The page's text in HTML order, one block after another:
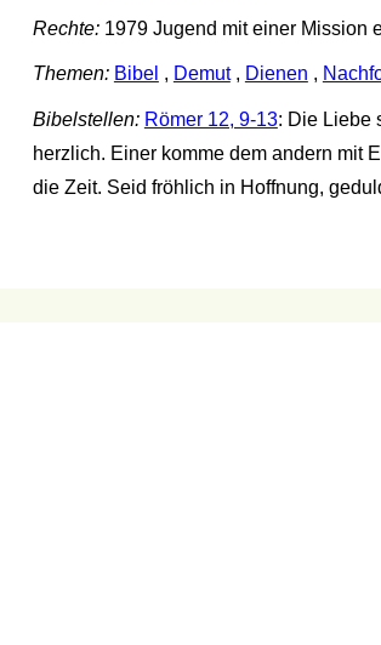
Rechte:1979 Jugend mit einer Mission
Themen: Bibel , Demut, Dienen ,
Bibelstellen: Römer 12, 9-13: Die Liebe
herzlich. Einer komme dem andern mit
die Zeit. Seid fröhlich in Hoffnung,